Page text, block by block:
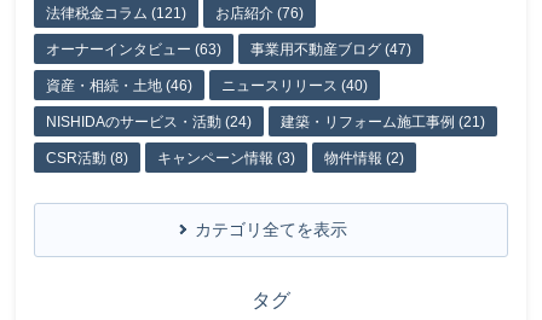
法律税金コラム (121) お店紹介 (76)
オーナーインタビュー (63) 事業用不動産ブログ (47)
資産・相続・土地 (46) ニュースリリース (40)
NISHIDAのサービス・活動 (24) 建築・リフォーム施工事例 (21)
CSR活動 (8) キャンペーン情報 (3) 物件情報 (2)
カテゴリ全てを表示
タグ